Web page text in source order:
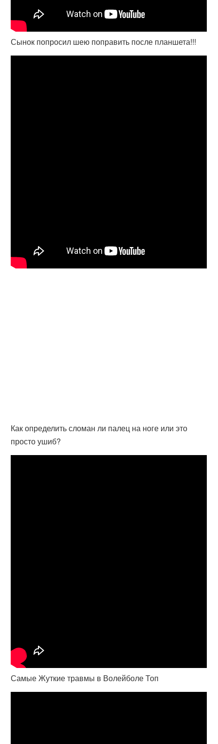
Сынок попросил шею поправить после планшета!!!
Как определить сломан ли палец на ноге или это
просто ушиб?
Самые Жуткие травмы в Волейболе Топ